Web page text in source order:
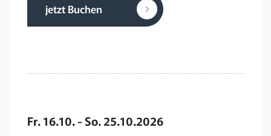
jetzt Buchen
Fr. 16.10. - So. 25.10.2026